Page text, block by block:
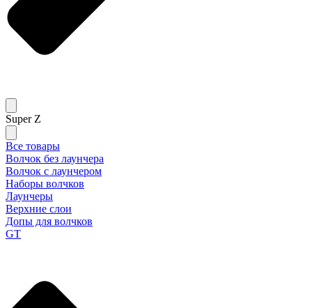
Super Z
Все товары
Волчок без лаунчера
Волчок с лаунчером
Наборы волчков
Лаунчеры
Верхние слои
Допы для волчков
GT